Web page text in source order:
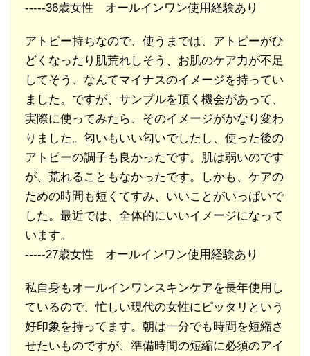
-----36歳女性 オールインワン使用経験あり
アトピー持ちなので、使うまでは、アトピーがひ
どくなったり肌荒れしそう、お肌のケア力が不足
してそう、なんてマイナスのイメージを持ってい
ました。ですが、サンプルを頂く機会があって、
実際に使ってみたら、そのイメージがかなり変わ
りました。匂いもいい匂いでしたし、使った後の
アトピーの調子も良かったです。肌は弱いのです
が、荒れることもなかったです。しかも、ケアの
ための時間も短くてすみ、いいことがいっぱいで
した。最近では、全体的にいいイメージになって
います。
-----27歳女性 オールインワン使用経験あり
私自身もオールインワンスキンケアを長年使用し
ているので、忙しい現代の女性にピッタリという
好印象を持ってます。朝は一分でも時間を短縮さ
せたいものですが、準備時間の短縮に必須のアイ